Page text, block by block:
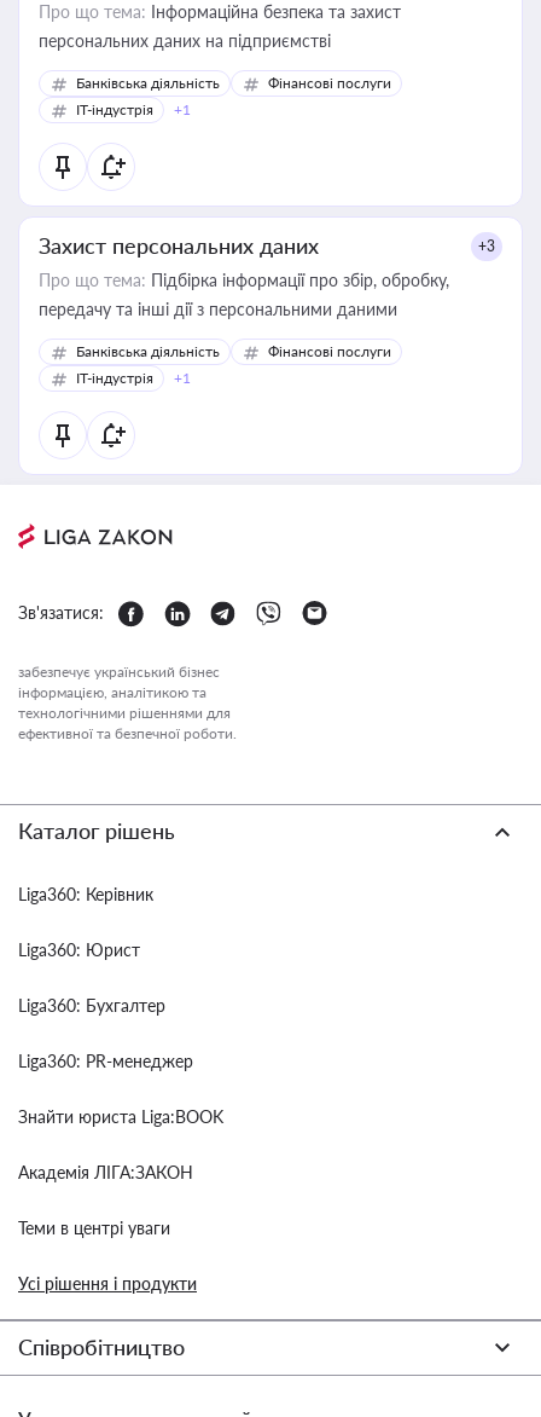
Про що тема: Інформаційна безпека та захист
персональних даних на підприємстві
Банківська діяльність
Фінансові послуги
IT-індустрія
+1
Захист персональних даних +3
Про що тема: Підбірка інформації про збір, обробку,
передачу та інші дії з персональними даними
Банківська діяльність
Фінансові послуги
IT-індустрія
+1
Зв'язатися:
забезпечує український бізнес
інформацією, аналітикою та
технологічними рішеннями для
ефективної та безпечної роботи.
Каталог рішень
Liga360: Керівник
Liga360: Юрист
Liga360: Бухгалтер
Liga360: PR-менеджер
Знайти юриста Liga:BOOK
Академія ЛІГА:ЗАКОН
Теми в центрі уваги
Усі рішення і продукти
Співробітництво